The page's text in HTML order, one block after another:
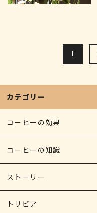
1
カテゴリー
コーヒーの効果
コーヒーの知識
ストーリー
トリビア